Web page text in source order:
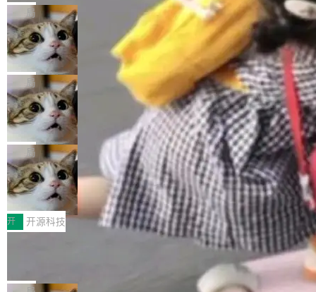
的核心质量命题。会上，《2026智能研发生产力
工具选型手册》发布，Testin云测的Testin XAge
nt智能测试系统入选AI测试领域代表产品。对CI
O而言，这提示了一个转变：AI测试正在从效率
工具升级为企业的质量基础设施。 CIO面对的新
现实 过去两年，CIO们的焦虑清单上多了两项：
一是如何让大模型和智能体应用安全地从PoC走
向生产，二是如何让测试团队跟得上AI应用...
eev 管它叫"软件设计的基石"。 他说的东西不新
鲜——代数数据类型（ADT），尤其是和类型
（sum type）。但他说清楚了一件事：这不是类
型系统的学术体操，是日常编码的思维方式。 文
章从一个简单的例子切入。一个网站的深色主题
设置，如果用布尔值 + 可空字段来表示——bool
ean 表示是否可切换，nullable 的默认模式、浅
色方案、深色方案——会产生大量无意义的组
合。方案缺了、配置冲突了、全 null 了。要知道
哪些组合有效，作者说，你得靠"文档、校验、或
者部落知识"。 换个写法。Rust 的 enum，两个
变体：Switchable...
局
Cloudflare 开源内部企业 AI 平台 Clou
dflare OS
Cloudflare 发布了一个开源项目 Cloudflare O
S。如果你只看官方博客，你会觉得这是又一
个"AI 知识库 + 聊天机器人"——每个大厂都在
做，没什么新鲜的。 但 Kenton Varda 在 Twitte
r 上把事情说清楚了： 今天我们发布了 Cloudfla
re OS，一个带连接器的聊天机器人，跟其他所
有科技公司做的一样。只不过，实际上它不一
样。这是 Sandstorm.io 的重制版，我十年前的
那个创业公司。不同的是，这次它构建在 Cloudf
lare Workers 上——我花了九年时间搭建的平台
——并且深度集成了 AI。这基本上是我十年秘密
局
Deno 团队开源 Celld，可自托管的分
布式 Durable Objects
Ryan Dahl 领导的 Deno 团队推出了最新开源项
目 Celld，一个能在自己机器上运行 Cloudflare
Workers 和 Durable Objects 的守护进程。 设
计思路很直接：每个对象是一个独立的 SQLite
数据库，按名称寻址，复制到你自己的 S3 兼容
存储库里。节点之间只通过这个存储库协调——
没有控制平面，没有共识协议。每个对象自带一
个小型数据库，应用天然按分片构建，单个数据
库的竞争和爆炸半径问题在设计层面就被消除
了。 闲置的 cell 会休眠到几乎不占资源。当 cel
局
鲁大师7月新机性能/流畅/AI榜：vivo夺
性能、流畅双第一，三星Galaxy Z系列
新折叠缺席
2026年7月的手机市场，由于存储等硬件成本暴
增，手机厂商的日子也不好过啊，新机速度明显
放缓，因此硝烟味淡了许多。新机参数规格除开
Fold8 / Z Flip8）外，其余要么是中低端机器，
例如iQOO Z11i、REDMI Note 17、REDMI No
开 开源科技
Zed 编辑器团队发布了新项目——DeltaDB，一
个在 git commit 之间记录每一次编辑操作的版